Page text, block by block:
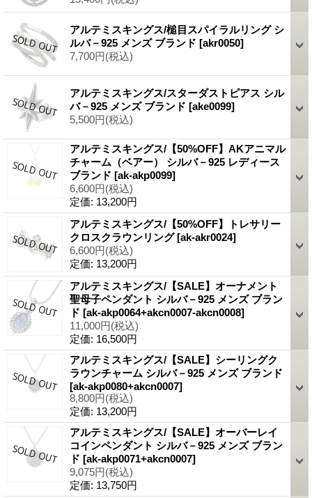
アルテミスキングス/槌目スパイラルリング シ
ルバ－925 メンズ ブランド [akr0050]
7,700円(税込)
アルテミスキングス/スターダストピアス シル
バ－925 メンズ ブランド [ake0099]
5,500円(税込)
アルテミスキングス/【50%OFF】AKアニマル
チャーム（ベアー） シルバ－925 レディース
ブランド [ak-akp0099]
6,600円(税込)
定価: 13,200円
アルテミスキングス/【50%OFF】トレサリー
クロスクラウンリング[ak-akr0024]
6,600円(税込)
定価: 13,200円
アルテミスキングス/【SALE】オーナメント
聖母子ペンダント シルバ－925 メンズ ブラン
ド [ak-akp0064+akcn0007-akcn0008]
11,000円(税込)
定価: 16,500円
アルテミスキングス/【SALE】シーリングク
ラウンチャーム シルバ－925 メンズ ブランド
[ak-akp0080+akcn0007]
8,800円(税込)
定価: 13,200円
アルテミスキングス/【SALE】オーバーレイ
コインペンダント シルバ－925 メンズ ブラン
ド [ak-akp0071+akcn0007]
9,075円(税込)
定価: 13,750円